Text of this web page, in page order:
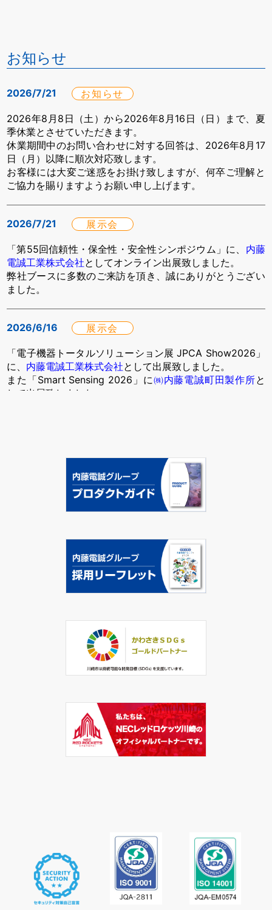
お知らせ
2026/7/21 お知らせ
2026年8月8日（土）から2026年8月16日（日）まで、夏
季休業とさせていただきます。
休業期間中のお問い合わせに対する回答は、2026年8月17
日（月）以降に順次対応致します。
お客様には大変ご迷惑をお掛け致しますが、何卒ご理解と
ご協力を賜りますようお願い申し上げます。
2026/7/21 展示会
「第55回信頼性・保全性・安全性シンポジウム」に、 内藤
電誠工業株式会社としてオンライン出展致しました。
弊社ブースに多数のご来訪を頂き、誠にありがとうござい
ました。
2026/6/16 展示会
「電子機器トータルソリューション展 JPCA Show2026」
に、 内藤電誠工業株式会社として出展致しました。
また「Smart Sensing 2026」に㈱内藤電誠町田製作所と
して出展致しました。
お知らせ
2026年5月1日（金）から2026年5月6日（水）まで休業と
させていただきます。
休業期間中のお問い合わせに対する回答は、2026年5月7
お客様には大変ご迷惑をお掛け致しますが、 何卒ご理解と
ご協力を賜りますようお願い申し上げます。
この度、㈱内藤電誠町田製作所にて受託設計・開発に特化
した特設サイトが公開されました。
【URL】https://www.ndk-
m.co.jp/solution/development-contract/
最新技術への対応力を詳しく紹介しています。
製品開発における課題解決を迅速かつ高度に支援する情報
を掲載しておりますので、ぜひご覧ください。
展示会
「テクニカルショウヨコハマ2026」に、
内藤電誠工業株式
として出展致しました。
弊社ブースに多数のご来場を頂き、誠にありがとうござい